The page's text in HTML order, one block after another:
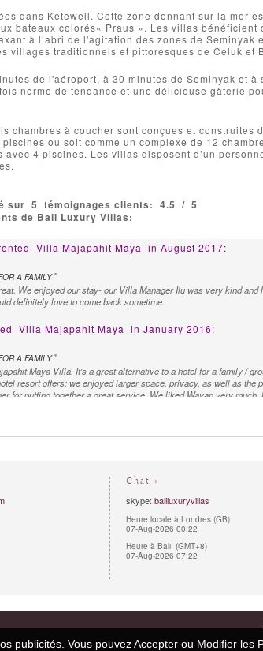
dans Ketewell. Cette zone donnant sur la mer
bateaux colorés« Praus ». Les villas
à l’abri de l'agitation des zones de
villages traditionnels et pittoresques de Celuk et
de l'aéroport, à 30 minutes de Seminyak et
norme de tendance et une délicieuse gâterie
chambres à coucher sont conçues et construites
ou soit comme un complexe de 12
4 piscines. Les villas disposent d’un
sur 5 témoignages clients: 4.5 / 5
de Bali Luxury Villas:
Villa Majapahit Maya in August 2017:
A FAMILY"
We enjoyed our stay- our Villa Manager Ilu was very kind
definitely love to come back sometime.
Villa Majapahit Maya in January 2016:
A FAMILY"
Maya Villa. It's a great alternative to a hotel for a family /
resort offers: we enjoyed larger space, privacy, as well as
for putting together a great service. We liked Wayan very
Chat »
skype: baliluxuryvillas
Heure locale à Londres (GB)
07-Aug-2026 00:22
Heure à Bali (GMT+8)
07-Aug-2026 07:22
publicités. Vous pouvez Accepter ou Modifier les